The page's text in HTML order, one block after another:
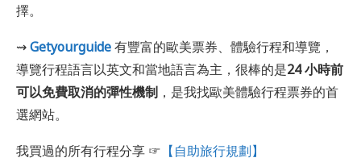
擇。
⇝Getyourguide有豐富的歐美票券、體驗行程和導覽，
導覽行程語言以英文和當地語言為主，很棒的是24 小時前
可以免費取消的彈性機制 ，是我找歐美體驗行程票券的首
選網站。
我買過的所有行程分享 ☞ 【自助旅行規劃】